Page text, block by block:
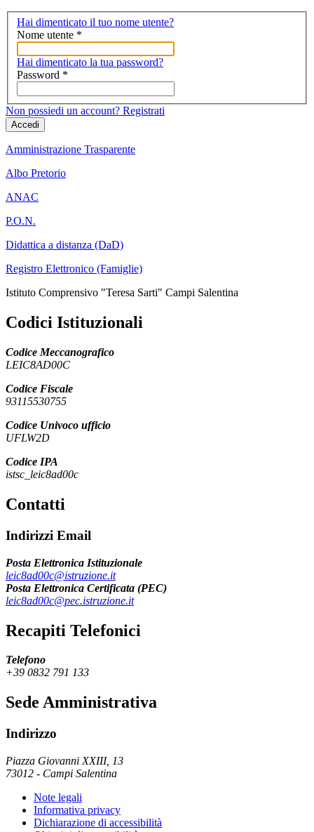
Hai dimenticato il tuo nome utente?
Nome utente *
Hai dimenticato la tua password?
Password *
Non possiedi un account? Registrati
Accedi
Amministrazione Trasparente
Albo Pretorio
ANAC
P.O.N.
Didattica a distanza (DaD)
Registro Elettronico (Famiglie)
Istituto Comprensivo "Teresa Sarti" Campi Salentina
Codici Istituzionali
Codice Meccanografico
LEIC8AD00C
Codice Fiscale
93115530755
Codice Univoco ufficio
UFLW2D
Codice IPA
istsc_leic8ad00c
Contatti
Indirizzi Email
Posta Elettronica Istituzionale
leic8ad00c@istruzione.it
Posta Elettronica Certificata (PEC)
leic8ad00c@pec.istruzione.it
Recapiti Telefonici
Telefono
+39 0832 791 133
Sede Amministrativa
Indirizzo
Piazza Giovanni XXIII, 13
73012 - Campi Salentina
Note legali
Informativa privacy
Dichiarazione di accessibilità